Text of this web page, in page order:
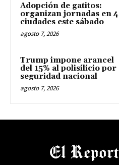
Adopción de gatitos:
organizan jornadas en 4
ciudades este sábado
agosto 7, 2026
Trump impone arancel
del 15% al polisilicio por
seguridad nacional
agosto 7, 2026